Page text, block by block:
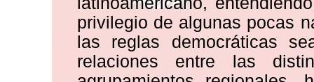
privilegio de algunas pocas
las reglas democráticas
relaciones entre las